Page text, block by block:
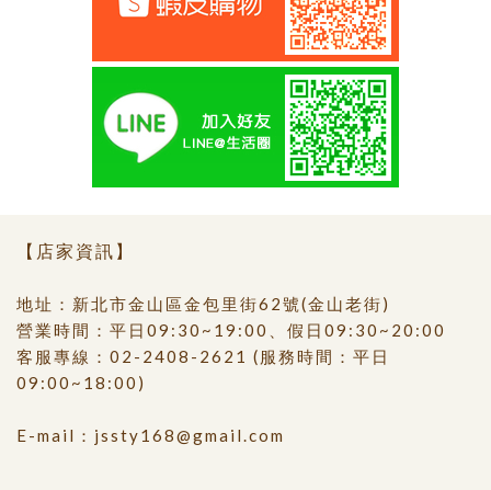
【店家資訊】
地址：新北市金山區金包里街62號(金山老街)
營業時間：平日09:30~19:00、假日09:30~20:00
客服專線： 02-2408-2621 (服務時間：平日
09:00~18:00)
E-mail： jssty168@gmail.com